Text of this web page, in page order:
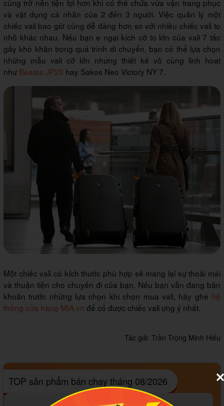
cũng trở nên tiện lợi hơn khi có thể chứa vừa vặn trang phục
và vật dụng cá nhân của 2 đến 3 người. Việc quản lý một
chiếc vali bao giờ cũng dễ dàng hơn so với nhiều chiếc vali to
nhỏ khác nhau. Nếu bạn e ngại kích cỡ to lớn của vali 7 tấc
gây khó khăn trong quá trình di chuyển, bạn có thể lựa chọn
những mẫu vali cỡ lớn nhưng thiết kế vô cùng linh hoạt
như Beatas JP20 hay Sakos Neo Victory NY 7.
Một chiếc vali có kích thước phù hợp sẽ mang lại sự thoải mái
và thuận tiện cho chuyến đi của bạn. Nếu bạn vẫn đang băn
khoăn trước những lựa chọn khi chọn mua vali, hãy ghé hệ
thống cửa hàng MIA.vn để có được chiếc vali ưng ý nhất.
Tác giả: Trần Trọng Minh Hiếu
TOP sản phẩm bán chạy tháng 08/2026